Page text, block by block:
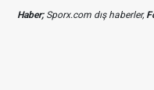
Haber;Sporx.com dış haberler,